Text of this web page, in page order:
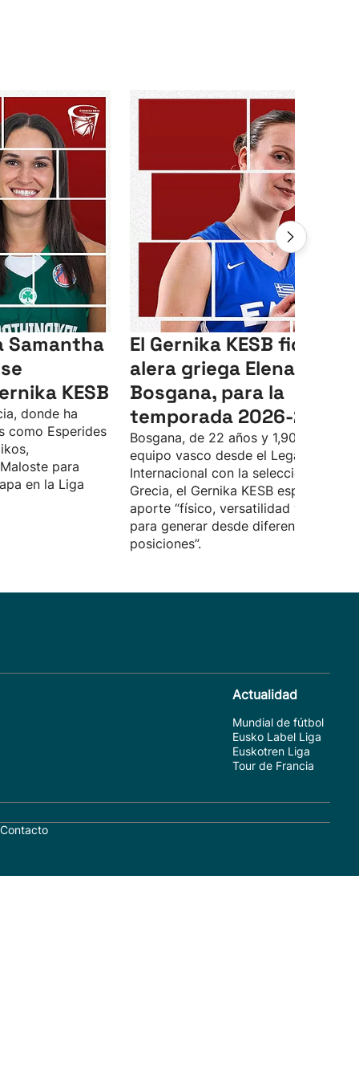
Samantha
KESB
donde ha
como Esperides
para
en la Liga
El Gernika KESB ficha a
alera griega Elena
Bosgana, para la
temporada 2026-2027
Bosgana, de 22 años y 1,90, llega al
equipo vasco desde el Leganés.
Internacional con la selección de
Grecia, el Gernika KESB espera que
aporte “físico, versatilidad y
para generar desde diferentes
posiciones”.
Actualidad
Mundial de fútbol
Eusko Label Liga
Euskotren Liga
Tour de Francia
Contacto